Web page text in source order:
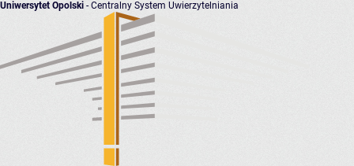
Uniwersytet Opolski - Centralny System Uwierzytelniania